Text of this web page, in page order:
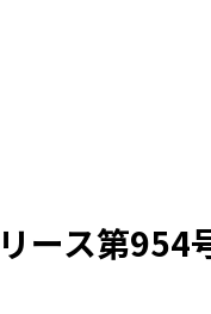
ース第954